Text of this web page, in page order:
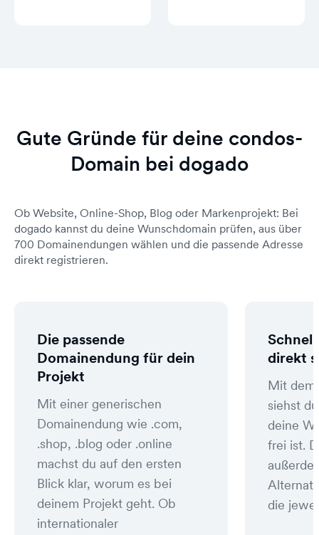
Gute Gründe für deine condos-
Domain bei dogado
Ob Website, Online-Shop, Blog oder Markenprojekt: Bei
dogado kannst du deine Wunschdomain prüfen, aus über
700 Domainendungen wählen und die passende Adresse
direkt registrieren.
Die passende
Domainendung für dein
Projekt
Mit einer generischen
Domainendung wie .com,
.shop, .blog oder .online
machst du auf den ersten
Blick klar, worum es bei
deinem Projekt geht. Ob
internationaler
direkt
Mit dem
siehst
deine
frei ist.
die